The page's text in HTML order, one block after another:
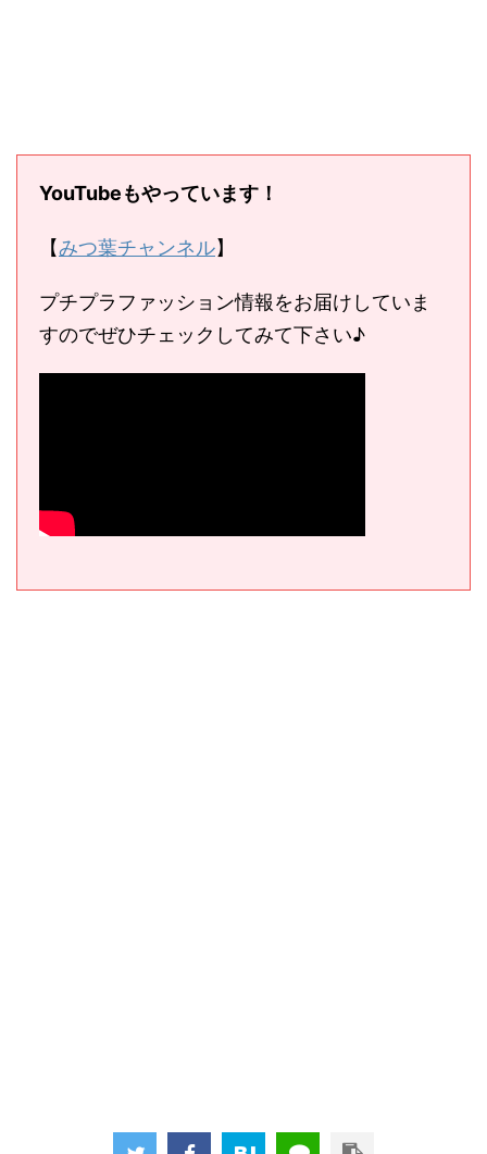
YouTubeもやっています！
【みつ葉チャンネル】
プチプラファッション情報をお届けしていま
すのでぜひチェックしてみて下さい♪